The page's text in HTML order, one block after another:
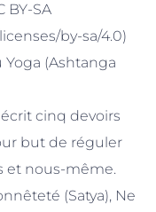
BY-SA
by-sa/4.0)
Yoga (Ashtanga
cinq devoirs
but de réguler
et nous-même.
(Satya), Ne